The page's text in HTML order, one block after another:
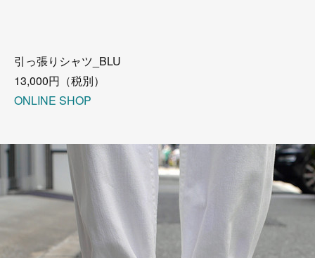
引っ張りシャツ_BLU
13,000円（税別）
ONLINE SHOP